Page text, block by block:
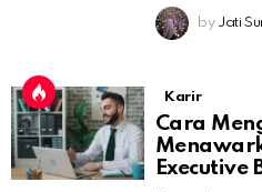
by Jati
Karir
Cara
Executive